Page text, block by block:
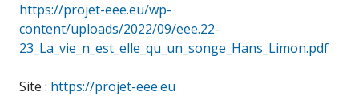
https://projet-eee.eu/wp-
content/uploads/2022/09/eee.22-
23_La_vie_n_est_elle_qu_un_songe_Hans_Limon.pdf
Site : https://projet-eee.eu